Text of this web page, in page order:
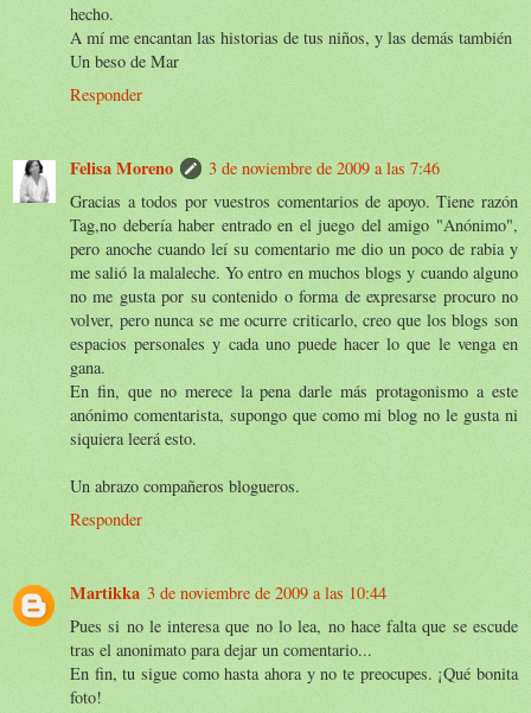
hecho.
A mí me encantan las historias de tus niños, y las demás también
Un beso de Mar
Responder
Felisa Moreno
3 de noviembre de 2009 a las 7:46
Gracias a todos por vuestros comentarios de apoyo. Tiene razón
Tag,no debería haber entrado en el juego del amigo "Anónimo",
pero anoche cuando leí su comentario me dio un poco de rabia y
me salió la malaleche. Yo entro en muchos blogs y cuando alguno
no me gusta por su contenido o forma de expresarse procuro no
volver, pero nunca se me ocurre criticarlo, creo que los blogs son
espacios personales y cada uno puede hacer lo que le venga en
gana.
En fin, que no merece la pena darle más protagonismo a este
anónimo comentarista, supongo que como mi blog no le gusta ni
siquiera leerá esto.
Un abrazo compañeros blogueros.
Responder
Martikka 3 de noviembre de 2009 a las 10:44
Pues si no le interesa que no lo lea, no hace falta que se escude
tras el anonimato para dejar un comentario...
En fin, tu sigue como hasta ahora y no te preocupes. ¡Qué bonita
foto!